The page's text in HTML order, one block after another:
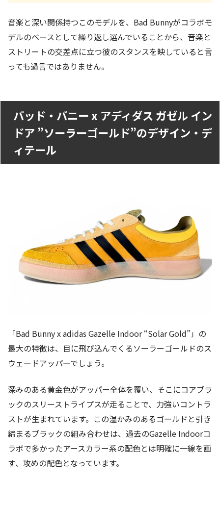
音楽と深い関係持つこのモデルを、Bad Bunnyがコラボモ
デルのベースとして繰り返し選んでいることから、音楽と
ストリートの交差点に立つ彼のスタンスを映していると言
っても過言ではありません。
バッド・バニー x アディダス ガゼル イン
ドア ”ソーラーゴールド”のデザイン・デ
ィテール
「Bad Bunny x adidas Gazelle Indoor “Solar Gold”」の
最大の特徴は、目に飛び込んでくるソーラーゴールドのス
ウェードアッパーでしょう。
深みのある黄金色がアッパー全体を覆い、そこにコアブラ
ックのスリーストライプスが走ることで、力強いコントラ
ストが生まれています。この温かみのあるゴールドと引き
締まるブラックの組み合わせは、過去のGazelle Indoorコ
ラボで多かったアースカラー系の配色とは明確に一線を画
す、攻めの配色となっています。